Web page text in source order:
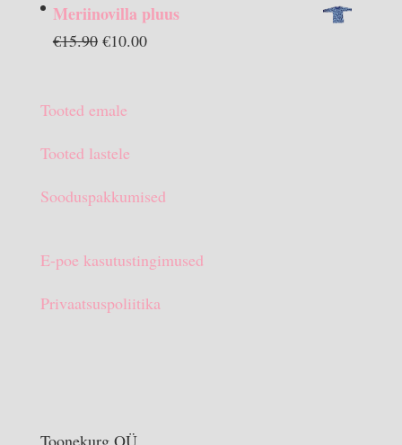
on:
Meriinovilla pluus
€15.90 Algne
€15.90.
€10.00Praegune
Tooted emale
Tooted lastele
Sooduspakkumised
E-poe kasutustingimused
Privaatsuspoliitika